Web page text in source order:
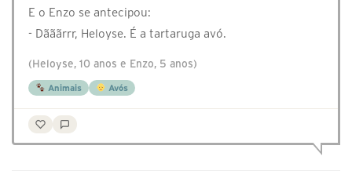
E o Enzo se antecipou:
- Dãããrrr, Heloyse. É a tartaruga avó.
(Heloyse, 10 anos e Enzo, 5 anos)
Animais Avós